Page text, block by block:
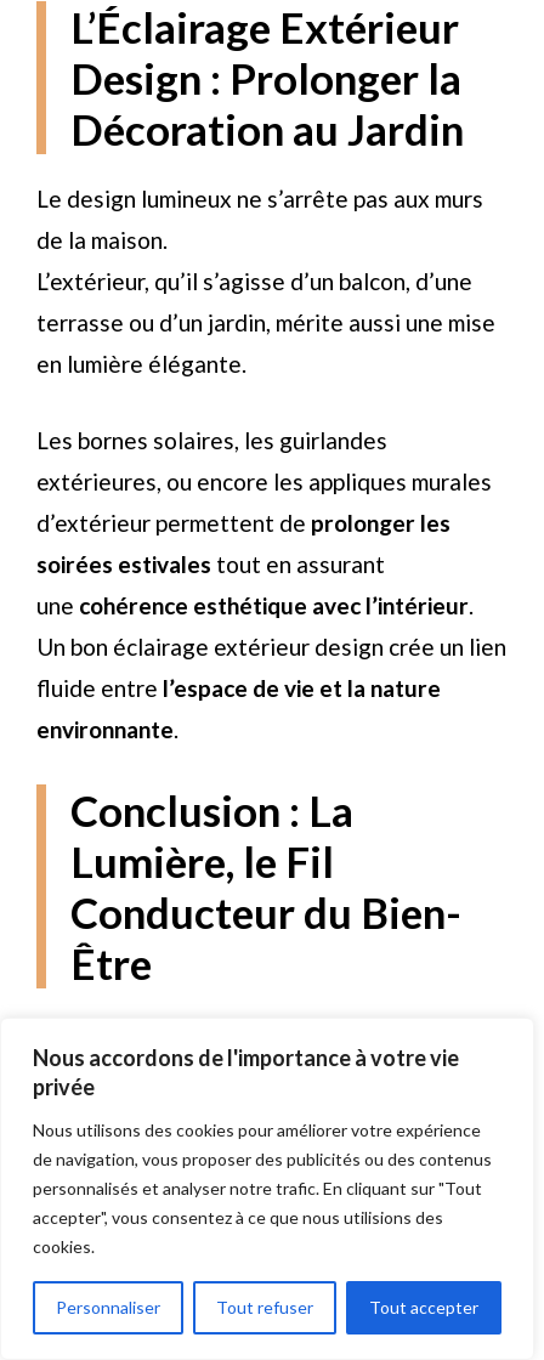
Nous accordons de l'importance à votre vie
privée
Nous utilisons des cookies pour améliorer votre expérience
de navigation, vous proposer des publicités ou des contenus
personnalisés et analyser notre trafic. En cliquant sur "Tout
accepter", vous consentez à ce que nous utilisions des
cookies.
Personnaliser Tout refuser Tout accepter
L’Éclairage Extérieur
Design : Prolonger la
Décoration au Jardin
Le design lumineux ne s’arrête pas aux murs
de la maison.
L’extérieur, qu’il s’agisse d’un balcon, d’une
terrasse ou d’un jardin, mérite aussi une mise
en lumière élégante.
Les bornes solaires, les guirlandes
extérieures, ou encore les appliques murales
d’extérieur permettent de prolonger les
soirées estivales tout en assurant
une cohérence esthétique avec l’intérieur
Un bon éclairage extérieur design crée un lien
fluide entre l’espace de vie et la nature
environnante
Conclusion : La
Lumière, le Fil
Conducteur du Bien-
Être
qu’une décision esthétique : c’est
et la personnalité de votre intérieur.
Une lampe bien placée peut tout changer :
elle met en valeur les volumes, apaise les
émotions et reflète votre vision du style.